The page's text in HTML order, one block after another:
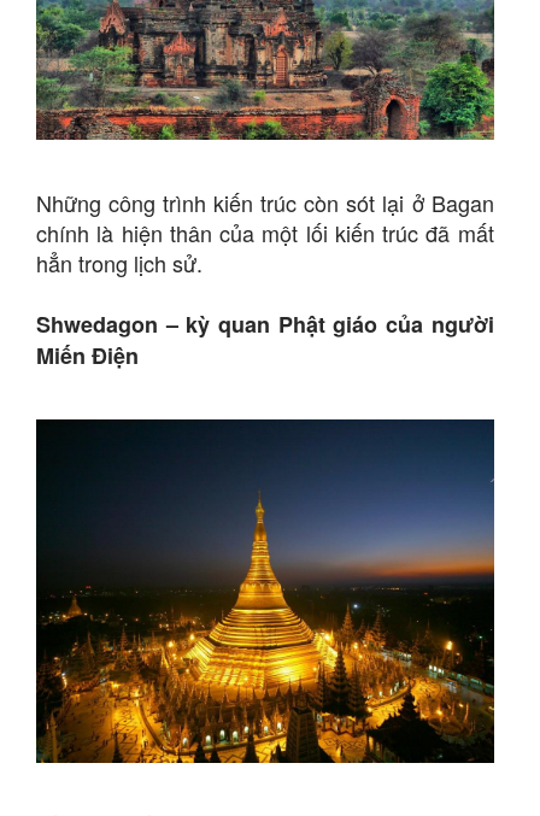
Những công trình kiến trúc còn sót lại ở Bagan
chính là hiện thân của một lối kiến trúc đã mất
hẳn trong lịch sử.
Shwedagon – kỳ quan Phật giáo của người
Miến Điện